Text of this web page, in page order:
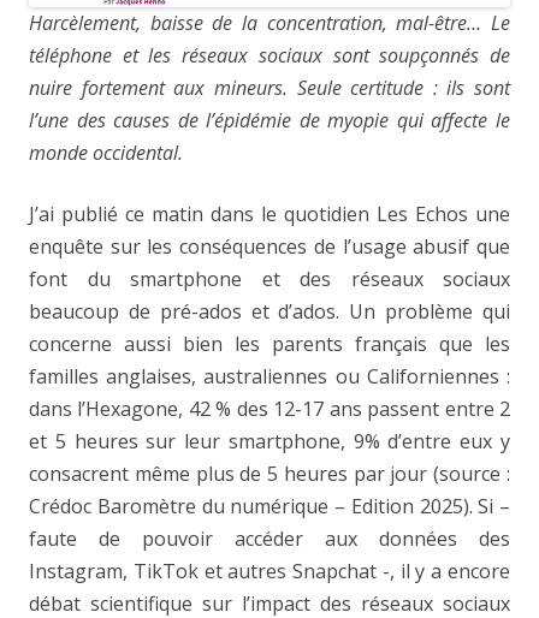
Harcèlement, baisse de la concentration, mal-être… Le
téléphone et les réseaux sociaux sont soupçonnés de
nuire fortement aux mineurs. Seule certitude : ils sont
l’une des causes de l’épidémie de myopie qui affecte le
monde occidental.
J’ai publié ce matin dans le quotidien Les Echos une
enquête sur les conséquences de l’usage abusif que
font du smartphone et des réseaux sociaux
beaucoup de pré-ados et d’ados. Un problème qui
concerne aussi bien les parents français que les
familles anglaises, australiennes ou Californiennes :
dans l’Hexagone, 42 % des 12-17 ans passent entre 2
et 5 heures sur leur smartphone, 9% d’entre eux y
consacrent même plus de 5 heures par jour (source :
Crédoc Baromètre du numérique – Edition 2025). Si –
faute de pouvoir accéder aux données des
Instagram, TikTok et autres Snapchat -, il y a encore
débat scientifique sur l’impact des réseaux sociaux